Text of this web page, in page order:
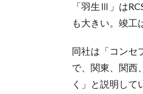
「羽生Ⅲ」は
も大きい。竣工
同社は「コンセ
で、関東、関西
く」と説明して